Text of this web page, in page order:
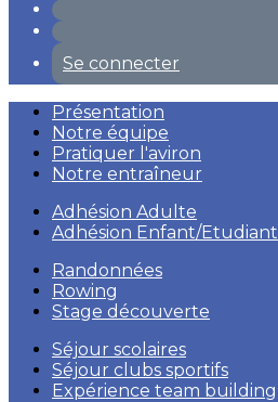
Se connecter
Présentation
Notre équipe
Pratiquer l'aviron
Notre entraîneur
Adhésion Adulte
Adhésion Enfant/Etudiant
Randonnées
Rowing
Stage découverte
Séjour scolaires
Séjour clubs sportifs
Expérience team building